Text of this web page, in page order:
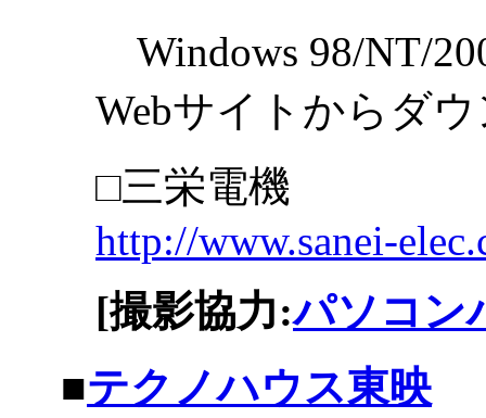
Windows 98/NT/
Webサイトからダ
□三栄電機
http://www.sanei-
[撮影協力:パソコン
■テクノハウス東映